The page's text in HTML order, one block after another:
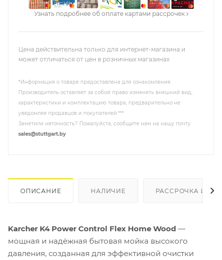
Узнать подробнее об оплате картами рассрочек
Цена действительна только для интернет-магазина и
может отличаться от цен в розничных магазинах
*Информация о товаре предоставлена для ознакомления.
Производитель оставляет за собой право изменять внешний вид,
характеристики и комплектацию товара, предварительно не
уведомляя продавцов и покупателей.***
Заметили неточность? Пожалуйста, сообщите нам на нашу почту
sales@stuttgart.by
ОПИСАНИЕ НАЛИЧИЕ РАССРОЧКА И
Karcher K4 Power Control Flex Home Wood —
мощная и надёжная бытовая мойка высокого
давления, созданная для эффективной очистки